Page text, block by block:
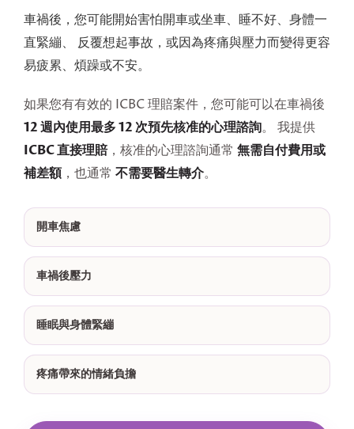
車禍後，您可能開始害怕開車或坐車、睡不好、身體一
直緊繃、 反覆想起事故，或因為疼痛與壓力而變得更容
易疲累、煩躁或不安。
如果您有有效的 ICBC 理賠案件，您可能可以在車禍後
12 週內使用最多 12 次預先核准的心理諮詢。 我提供
ICBC 直接理賠，核准的心理諮詢通常 無需自付費用或
補差額，也通常 不需要醫生轉介。
開車焦慮
車禍後壓力
睡眠與身體緊繃
疼痛帶來的情緒負擔